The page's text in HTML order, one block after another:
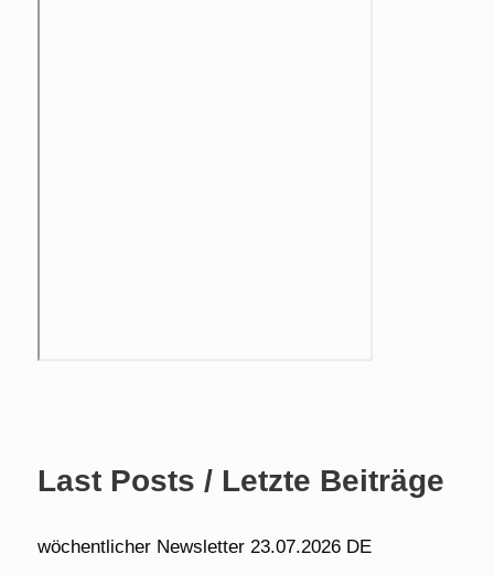
Last Posts / Letzte Beiträge
wöchentlicher Newsletter 23.07.2026 DE